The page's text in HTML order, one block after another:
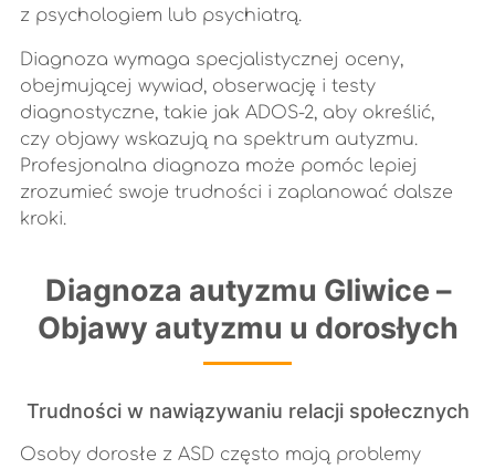
z psychologiem lub psychiatrą.
Diagnoza wymaga specjalistycznej oceny,
obejmującej wywiad, obserwację i testy
diagnostyczne, takie jak ADOS-2, aby określić,
czy objawy wskazują na spektrum autyzmu.
Profesjonalna diagnoza może pomóc lepiej
zrozumieć swoje trudności i zaplanować dalsze
kroki.
Diagnoza autyzmu Gliwice –
Objawy autyzmu u dorosłych
Trudności w nawiązywaniu relacji społecznych
Osoby dorosłe z ASD często mają problemy